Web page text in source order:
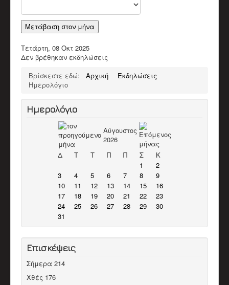
Παπαδάκης Μιχάλης (Πλακιανός)
Καπόκης Δημήτρης
Καντέρης Γεώργιος (Καντερογιώργης)
Κολιακουδάκης Νικος
Κουρκουνάκης Εμμανουήλ
Διάφορα Video
ΈΡΕΥΝΑ
Ερευνητικό υλικό
Άρθρα
ΕΚΠΑΙΔΕΥΤΙΚΌ ΈΡΓΟ
Δράσεις
Υλικό
ΥΠΟΣΤΗΡΙΚΤΈΣ ΣΥΛΛΌΓΟΥ
Μετάβαση στον μήνα
Τετάρτη, 08 Οκτ 2025
Δεν βρέθηκαν εκδηλώσεις
Βρίσκεστε εδώ:
Αρχική
Εκδηλώσεις
Ημερολόγιο
Ημερολόγιο
Αύγουστος
2026
Δ
Τ Τ Π Π Σ
Κ
1
2
3
4 5 6 7 8
9
10
11 12 13 14 15
16
17
18 19 20 21 22
23
24
25 26 27 28 29
30
31
Επισκέψεις
Σήμερα 214
Χθές 176